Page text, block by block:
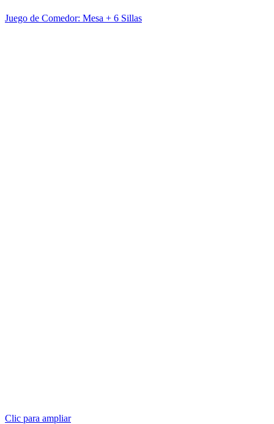
Juego de Comedor: Mesa + 6 Sillas
Clic para ampliar